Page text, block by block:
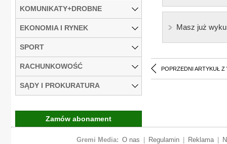
Masz już
POPRZEDNI ARTYKUŁ Z
KOMUNIKATY+DROBNE
EKONOMIA I RYNEK
SPORT
RACHUNKOWOŚĆ
SĄDY I PROKURATURA
Zamów abonament
Gremi Media: O nas Regulamin Reklama